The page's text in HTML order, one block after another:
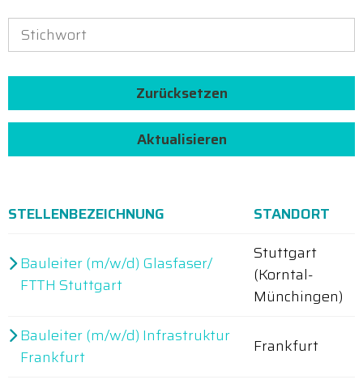
Zurücksetzen
Aktualisieren
STELLENBEZEICHNUNG STANDORT
Bauleiter (m/w/d) Glasfaser/
FTTH Stuttgart
Stuttgart
(Korntal-
Münchingen)
Bauleiter (m/w/d) Infrastruktur
Frankfurt
Frankfurt